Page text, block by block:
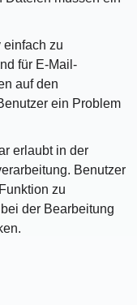
zu
für E-Mail-
auf den
ein Problem
erlaubt in der
Benutzer
zu
der Bearbeitung